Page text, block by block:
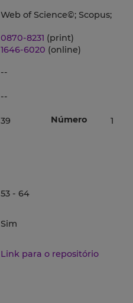
Web of Science©; Scopus;
0870-8231 (print)
1646-6020 (online)
--
--
39 Número 1
53 - 64
Sim
Link para o repositório